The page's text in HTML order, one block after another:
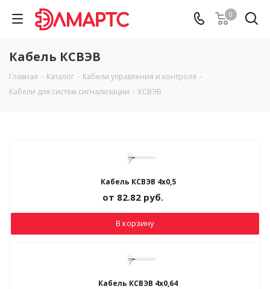
0
Кабель КСВЭВ
Главная - Каталог - Кабели управления и контроля -
Кабели для систем сигнализации - КСВЭВ
Кабель КСВЭВ 4х0,5
от 82.82 руб.
В корзину
Кабель КСВЭВ 4х0,64